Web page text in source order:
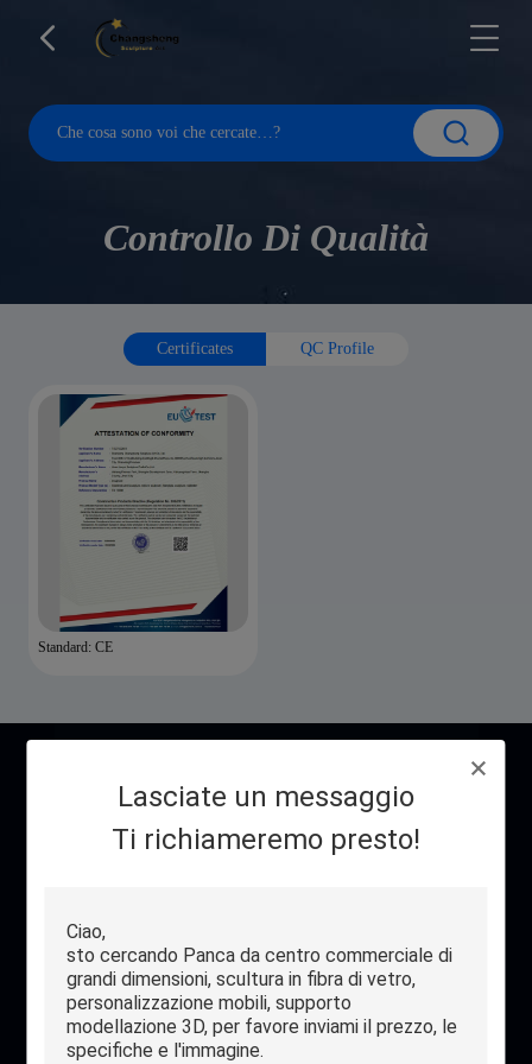
Lasciate un messaggio
Ti richiameremo presto!
Controllo Di Qualità
Certificates QC Profile
Standard: CE
Contatto